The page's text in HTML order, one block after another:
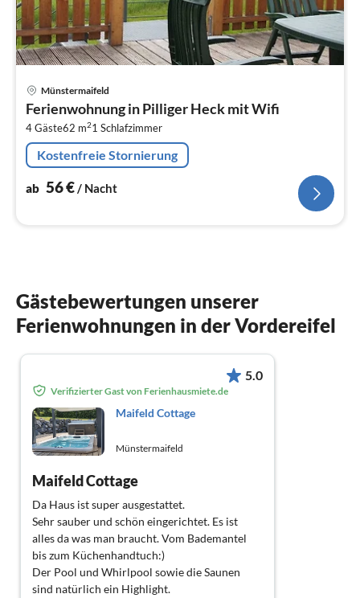
Münstermaifeld
Ferienwohnung in Pilliger Heck mit Wifi
4 Gäste62 m21 Schlafzimmer
Kostenfreie Stornierung
ab 56€/ Nacht
Gästebewertungen unserer
Ferienwohnungen in der Vordereifel
5.0
Verifizierter Gast von Ferienhausmiete.de
Maifeld Cottage
Münstermaifeld
Maifeld Cottage
Da Haus ist super ausgestattet.
Sehr sauber und schön eingerichtet. Es ist
alles da was man braucht. Vom Bademantel
bis zum Küchenhandtuch:)
Der Pool und Whirlpool sowie die Saunen
sind natürlich ein Highlight.